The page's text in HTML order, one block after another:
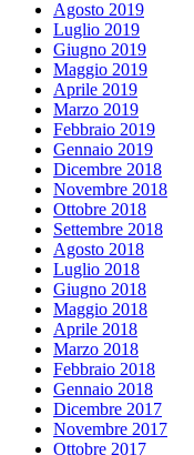
Agosto 2019
Luglio 2019
Giugno 2019
Maggio 2019
Aprile 2019
Marzo 2019
Febbraio 2019
Gennaio 2019
Dicembre 2018
Novembre 2018
Ottobre 2018
Settembre 2018
Agosto 2018
Luglio 2018
Giugno 2018
Maggio 2018
Aprile 2018
Marzo 2018
Febbraio 2018
Gennaio 2018
Dicembre 2017
Novembre 2017
Ottobre 2017